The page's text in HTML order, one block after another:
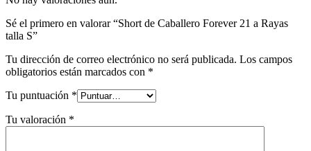
Sé el primero en valorar “Short de Caballero Forever 21 a Rayas
talla S”
Tu dirección de correo electrónico no será publicada. Los campos
obligatorios están marcados con *
Tu puntuación *
Tu valoración *